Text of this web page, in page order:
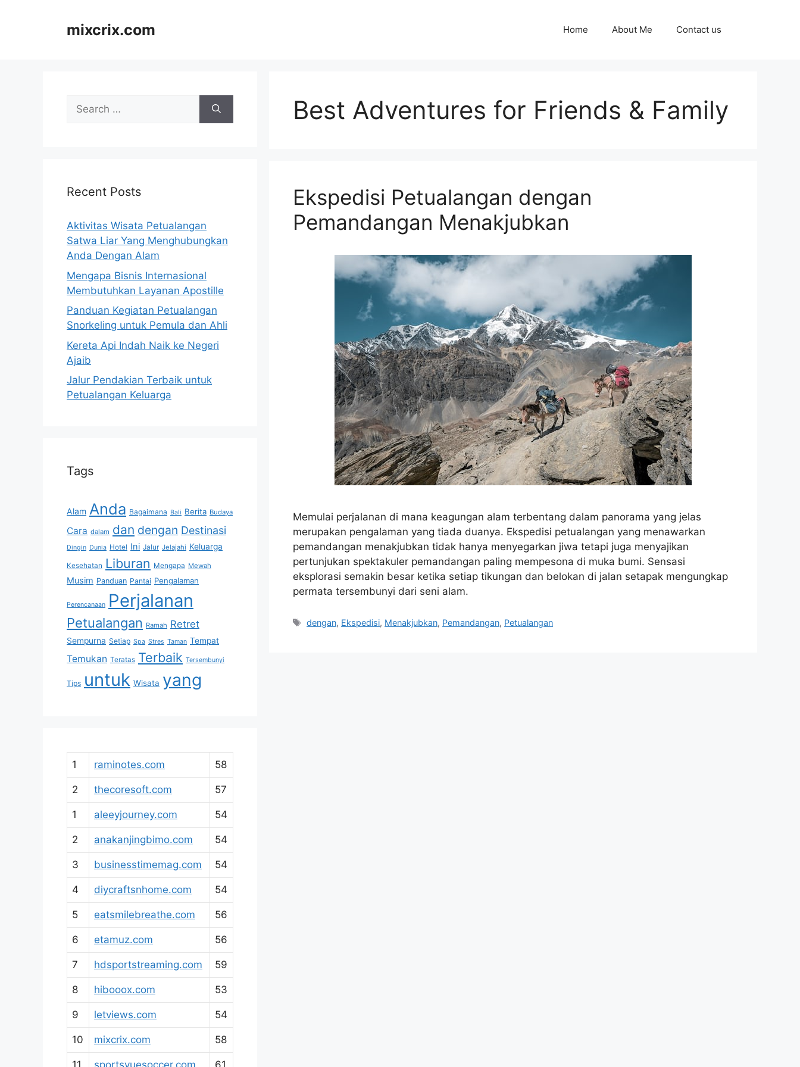
mixcrix.com Home About Me Contact us
Best Adventures for Friends & Family
Ekspedisi Petualangan dengan
Pemandangan Menakjubkan
Memulai perjalanan di mana keagungan alam terbentang dalam panorama yang jelas
merupakan pengalaman yang tiada duanya. Ekspedisi petualangan yang menawarkan
pemandangan menakjubkan tidak hanya menyegarkan jiwa tetapi juga menyajikan
pertunjukan spektakuler pemandangan paling mempesona di muka bumi. Sensasi
eksplorasi semakin besar ketika setiap tikungan dan belokan di jalan setapak mengungkap
permata tersembunyi dari seni alam.
Tags
dengan, Ekspedisi, Menakjubkan, Pemandangan, Petualangan
Search
for:
Recent Posts
Aktivitas Wisata Petualangan
Satwa Liar Yang Menghubungkan
Anda Dengan Alam
Mengapa Bisnis Internasional
Membutuhkan Layanan Apostille
Panduan Kegiatan Petualangan
Snorkeling untuk Pemula dan Ahli
Kereta Api Indah Naik ke Negeri
Ajaib
Jalur Pendakian Terbaik untuk
Petualangan Keluarga
Tags
Alam Anda Bagaimana Bali Berita Budaya
Cara dalam dan dengan Destinasi
Dingin Dunia Hotel Ini Jalur Jelajahi Keluarga
Kesehatan Liburan Mengapa Mewah
Musim Panduan Pantai Pengalaman
Perencanaan Perjalanan
Petualangan Ramah Retret
Sempurna Setiap Spa Stres Taman Tempat
Temukan Teratas Terbaik Tersembunyi
Tips untuk Wisata yang
1 raminotes.com 58
2 thecoresoft.com 57
1 aleeyjourney.com 54
2 anakanjingbimo.com 54
3 businesstimemag.com 54
4 diycraftsnhome.com 54
5 eatsmilebreathe.com 56
6 etamuz.com 56
7 hdsportstreaming.com 59
8 hibooox.com 53
9 letviews.com 54
10 mixcrix.com 58
11 sportsvuesoccer.com 61